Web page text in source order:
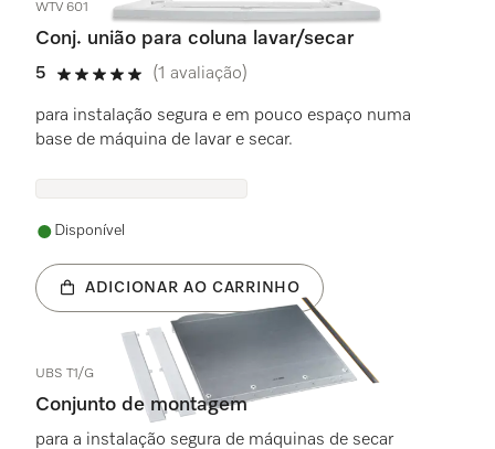
WTV 601
Conj. união para coluna lavar/secar
5
5 estrela(s) de 5
(1 avaliação)
para instalação segura e em pouco espaço numa
base de máquina de lavar e secar.
Disponível
ADICIONAR AO CARRINHO
UBS T1/G
Conjunto de montagem
para a instalação segura de máquinas de secar